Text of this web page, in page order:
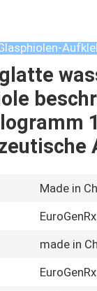
Made in
EuroGenRx
made in
EuroGenRx